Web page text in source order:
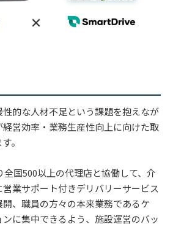
的な人材不足という課題を抱えなが
営効率・業務生産性向上に向けた取
。
全国500以上の代理店と協働して、介
業サポート付きデリバリーサービス
開、職員の方々の本来業務であるケ
に集中できるよう、施設運営のバッ